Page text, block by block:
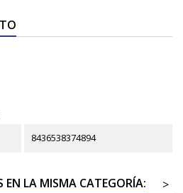
8436538374894
LA MISMA CATEGORÍA:
>